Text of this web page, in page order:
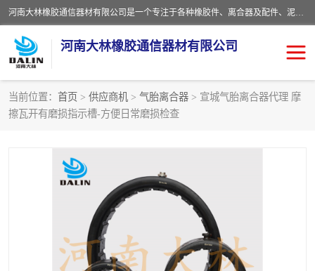
河南大林橡胶通信器材有限公司是一个专注于各种橡胶件、离合器及配件、泥浆泵及配件等产品设计制造和加工的企业。产品应用于矿山、冶金、石油、钢铁、化工、水泥、船舶、造纸、通用机械等各种大功率机械传动或制动装置。
河南大林橡胶通信器材有限公司
当前位置： 首页 > 供应商机 > 气胎离合器 > 宣城气胎离合器代理 摩
擦瓦开有磨损指示槽-方便日常磨损检查
推盘离合器 通风离合器
VC离合器
气胎离合器
泥浆泵空气包胶囊 气动元件
DY隔膜式离合器 CB离合器